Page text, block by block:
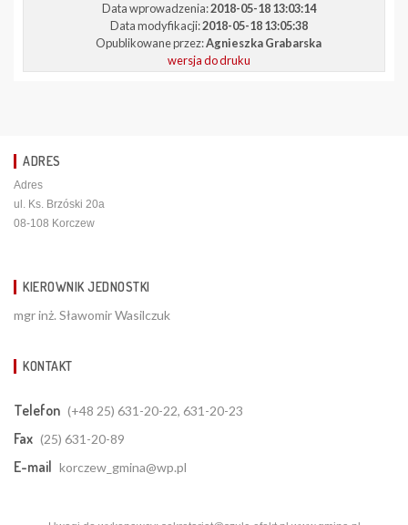
Data wprowadzenia:2018-05-18 13:03:14
Data modyfikacji:2018-05-18 13:05:38
Opublikowane przez:Agnieszka Grabarska
wersja do druku
ADRES
Adres
ul. Ks. Brzóski 20a
08-108 Korczew
KIEROWNIK JEDNOSTKI
mgr inż. Sławomir Wasilczuk
KONTAKT
Telefon (+48 25) 631-20-22, 631-20-23
Fax (25) 631-20-89
E-mail korczew_gmina@wp.pl